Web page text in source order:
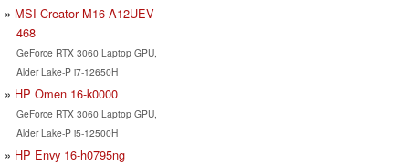
MSI Creator M16 A12UEV-
468
GeForce RTX 3060 Laptop GPU,
Alder Lake-P i7-12650H
HP Omen 16-k0000
GeForce RTX 3060 Laptop GPU,
Alder Lake-P i5-12500H
HP Envy 16-h0795ng